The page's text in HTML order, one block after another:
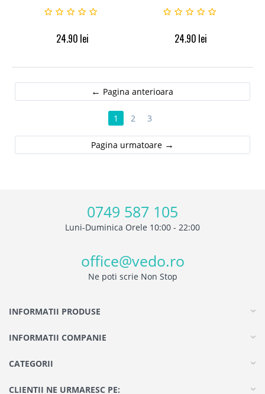
24.90 lei 24.90 lei
Pagina anterioara
1 2 3
Pagina urmatoare
0749 587 105
Luni-Duminica Orele 10:00 - 22:00
office@vedo.ro
Ne poti scrie Non Stop
INFORMATII PRODUSE
INFORMATII COMPANIE
CATEGORII
CLIENTII NE URMARESC PE: